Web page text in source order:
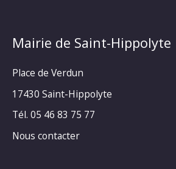
Mairie de Saint-Hippolyte
Place de Verdun
17430 Saint-Hippolyte
Tél. 05 46 83 75 77
Nous contacter